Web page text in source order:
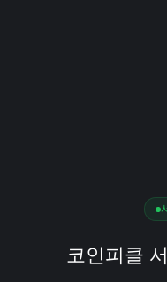
코인피클